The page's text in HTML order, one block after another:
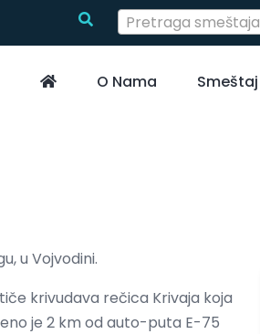
Pretraga smeštaja
O Nama Smeštaj
u Vojvodini.
krivudava rečica Krivaja koja
je 2 km od auto-puta E-75